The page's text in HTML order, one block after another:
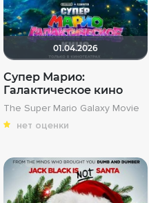
01.04.2026
Супер Марио:
Галактическое кино
The Super Mario Galaxy Movie
нет оценки